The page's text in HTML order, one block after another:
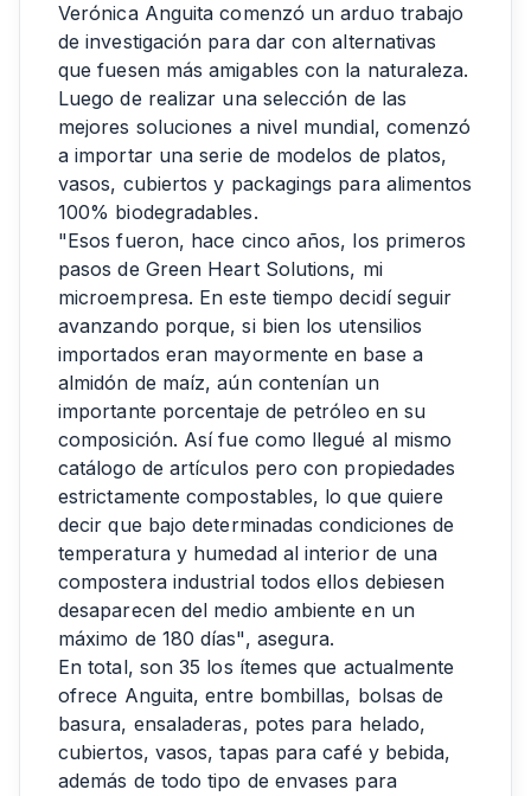
Verónica Anguita comenzó un arduo trabajo
de investigación para dar con alternativas
que fuesen más amigables con la naturaleza.
Luego de realizar una selección de las
mejores soluciones a nivel mundial, comenzó
a importar una serie de modelos de platos,
vasos, cubiertos y packagings para alimentos
100% biodegradables.
"Esos fueron, hace cinco años, los primeros
pasos de Green Heart Solutions, mi
microempresa. En este tiempo decidí seguir
avanzando porque, si bien los utensilios
importados eran mayormente en base a
almidón de maíz, aún contenían un
importante porcentaje de petróleo en su
composición. Así fue como llegué al mismo
catálogo de artículos pero con propiedades
estrictamente compostables, lo que quiere
decir que bajo determinadas condiciones de
temperatura y humedad al interior de una
compostera industrial todos ellos debiesen
desaparecen del medio ambiente en un
máximo de 180 días", asegura.
En total, son 35 los ítemes que actualmente
ofrece Anguita, entre bombillas, bolsas de
basura, ensaladeras, potes para helado,
cubiertos, vasos, tapas para café y bebida,
además de todo tipo de envases para